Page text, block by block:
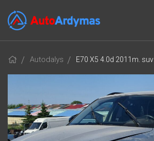
Autodalys E70 X5 4.0d 2011m. suv